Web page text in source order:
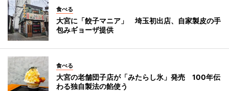
食べる
大宮に「餃子マニア」 埼玉初出店、自家製皮の手
包みギョーザ提供
食べる
大宮の老舗団子店が「みたらし氷」発売 100年伝
わる独自製法の餡使う